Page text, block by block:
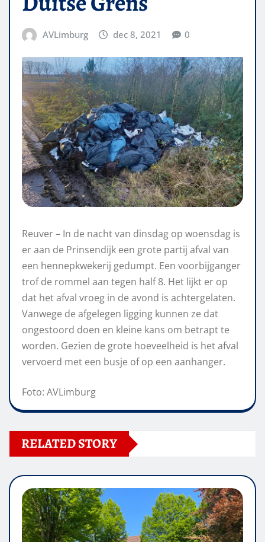
AVLimburg dec 8, 2021 0
Reuver – In de nacht van dinsdag op woensdag is
er aan de Prinsendijk een grote partij afval van
een hennepkwekerij gedumpt. Een voorbijganger
trof de rommel aan tegen half 8. Het lijkt er op
dat het afval vroeg in de avond is achtergelaten.
Vanwege de afgelegen ligging kunnen ze dat
ongestoord doen en kleine kans om betrapt te
worden. Gezien de grote hoeveelheid is het afval
vervoerd met een busje of op een aanhanger.
Foto: AVLimburg
RELATED STORY